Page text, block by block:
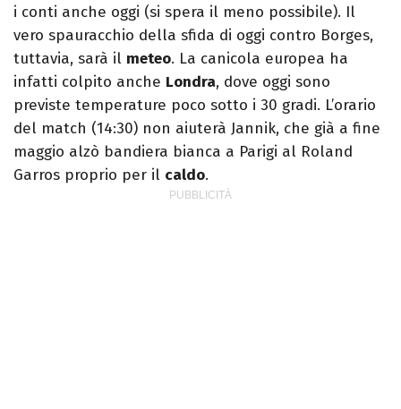
i conti anche oggi (si spera il meno possibile). Il
vero spauracchio della sfida di oggi contro Borges,
tuttavia, sarà il meteo. La canicola europea ha
infatti colpito anche Londra, dove oggi sono
previste temperature poco sotto i 30 gradi. L’orario
del match (14:30) non aiuterà Jannik, che già a fine
maggio alzò bandiera bianca a Parigi al Roland
Garros proprio per il caldo.